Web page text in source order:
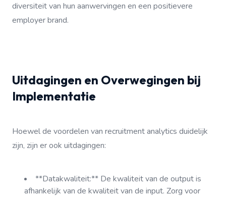
diversiteit van hun aanwervingen en een positievere
employer brand.
Uitdagingen en Overwegingen bij
Implementatie
Hoewel de voordelen van recruitment analytics duidelijk
zijn, zijn er ook uitdagingen:
**Datakwaliteit:** De kwaliteit van de output is
afhankelijk van de kwaliteit van de input. Zorg voor